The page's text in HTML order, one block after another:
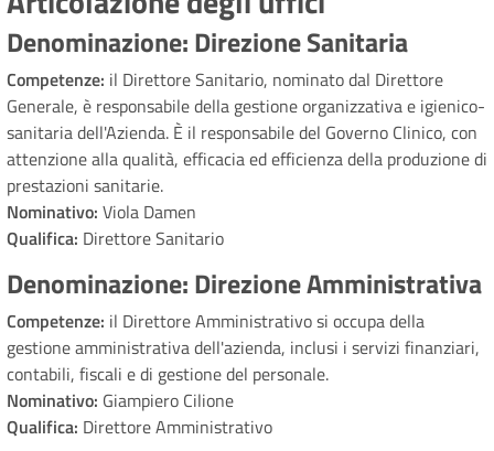
Denominazione: Direzione Sanitaria
Competenze: il Direttore Sanitario, nominato dal Direttore
Generale, è responsabile della gestione organizzativa e igienico-
sanitaria dell'Azienda. È il responsabile del Governo Clinico, con
attenzione alla qualità, efficacia ed efficienza della produzione di
prestazioni sanitarie.
Nominativo: Viola Damen
Qualifica: Direttore Sanitario
Denominazione: Direzione Amministrativa
Competenze: il Direttore Amministrativo si occupa della
gestione amministrativa dell'azienda, inclusi i servizi finanziari,
contabili, fiscali e di gestione del personale.
Nominativo: Giampiero Cilione
Qualifica: Direttore Amministrativo